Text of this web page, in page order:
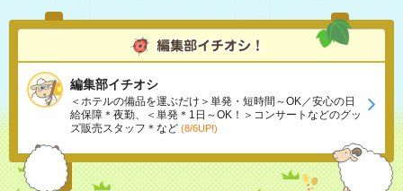
編集部イチオシ
＜ホテルの備品を運ぶだけ＞単発・短時間～OK／安心の日
給保障＊夜勤、＜単発＊1日～OK！＞コンサートなどのグッ
ズ販売スタッフ＊など (8/6UP!)